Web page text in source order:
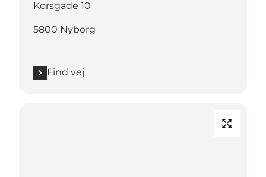
Korsgade 10
5800 Nyborg
Find vej